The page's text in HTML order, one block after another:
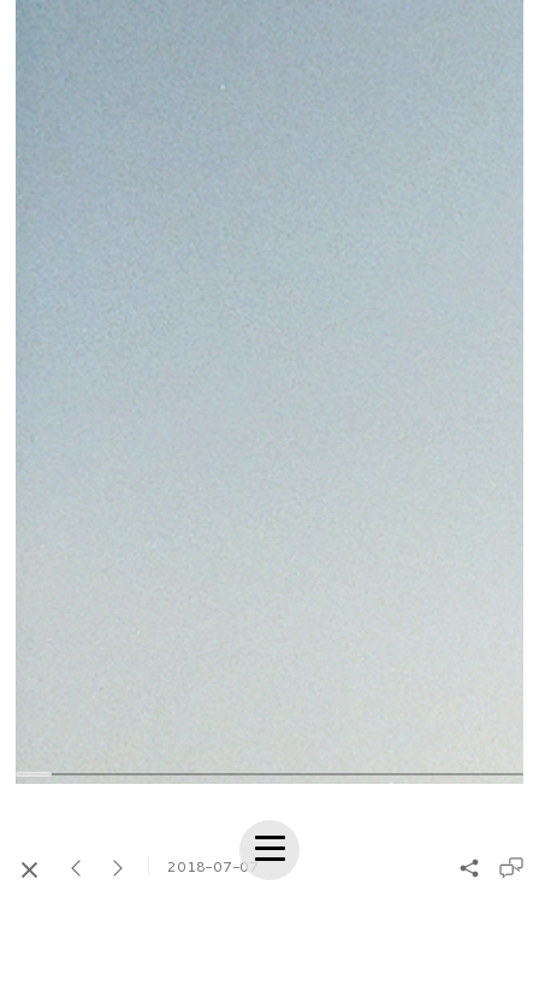
2018-07-07